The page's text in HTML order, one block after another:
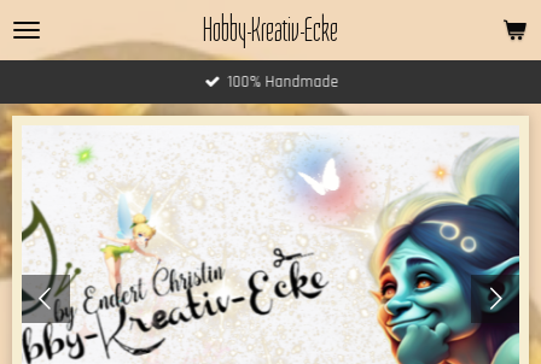
Zum
Hauptinhalt
Hobby-Kreativ-Ecke
100% Handmade